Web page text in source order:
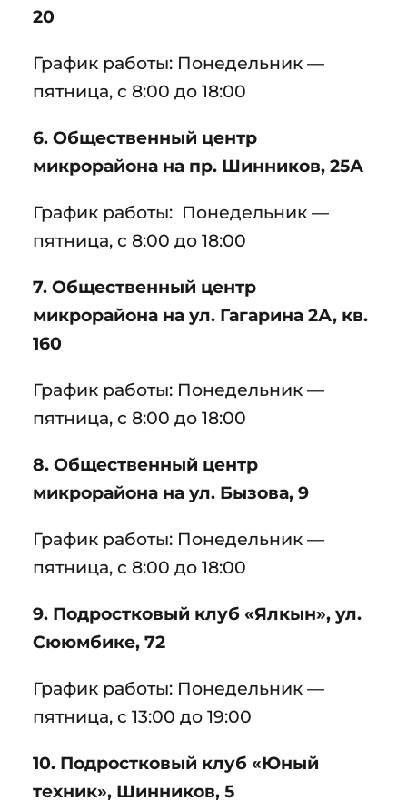
20
График работы: Понедельник —
пятница, с 8:00 до 18:00
6. Общественный центр
микрорайона на пр. Шинников, 25А
График работы: Понедельник —
пятница, с 8:00 до 18:00
7. Общественный центр
микрорайона на ул. Гагарина 2А, кв.
160
График работы: Понедельник —
пятница, с 8:00 до 18:00
8. Общественный центр
микрорайона на ул. Бызова, 9
График работы: Понедельник —
пятница, с 8:00 до 18:00
9. Подростковый клуб «Ялкын», ул.
Сююмбике, 72
График работы: Понедельник —
пятница, с 13:00 до 19:00
10. Подростковый клуб «Юный
техник», Шинников, 5